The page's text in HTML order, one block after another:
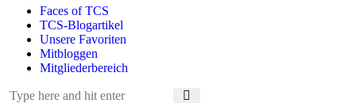
Faces of TCS
TCS-Blogartikel
Unsere Favoriten
Mitbloggen
Mitgliederbereich